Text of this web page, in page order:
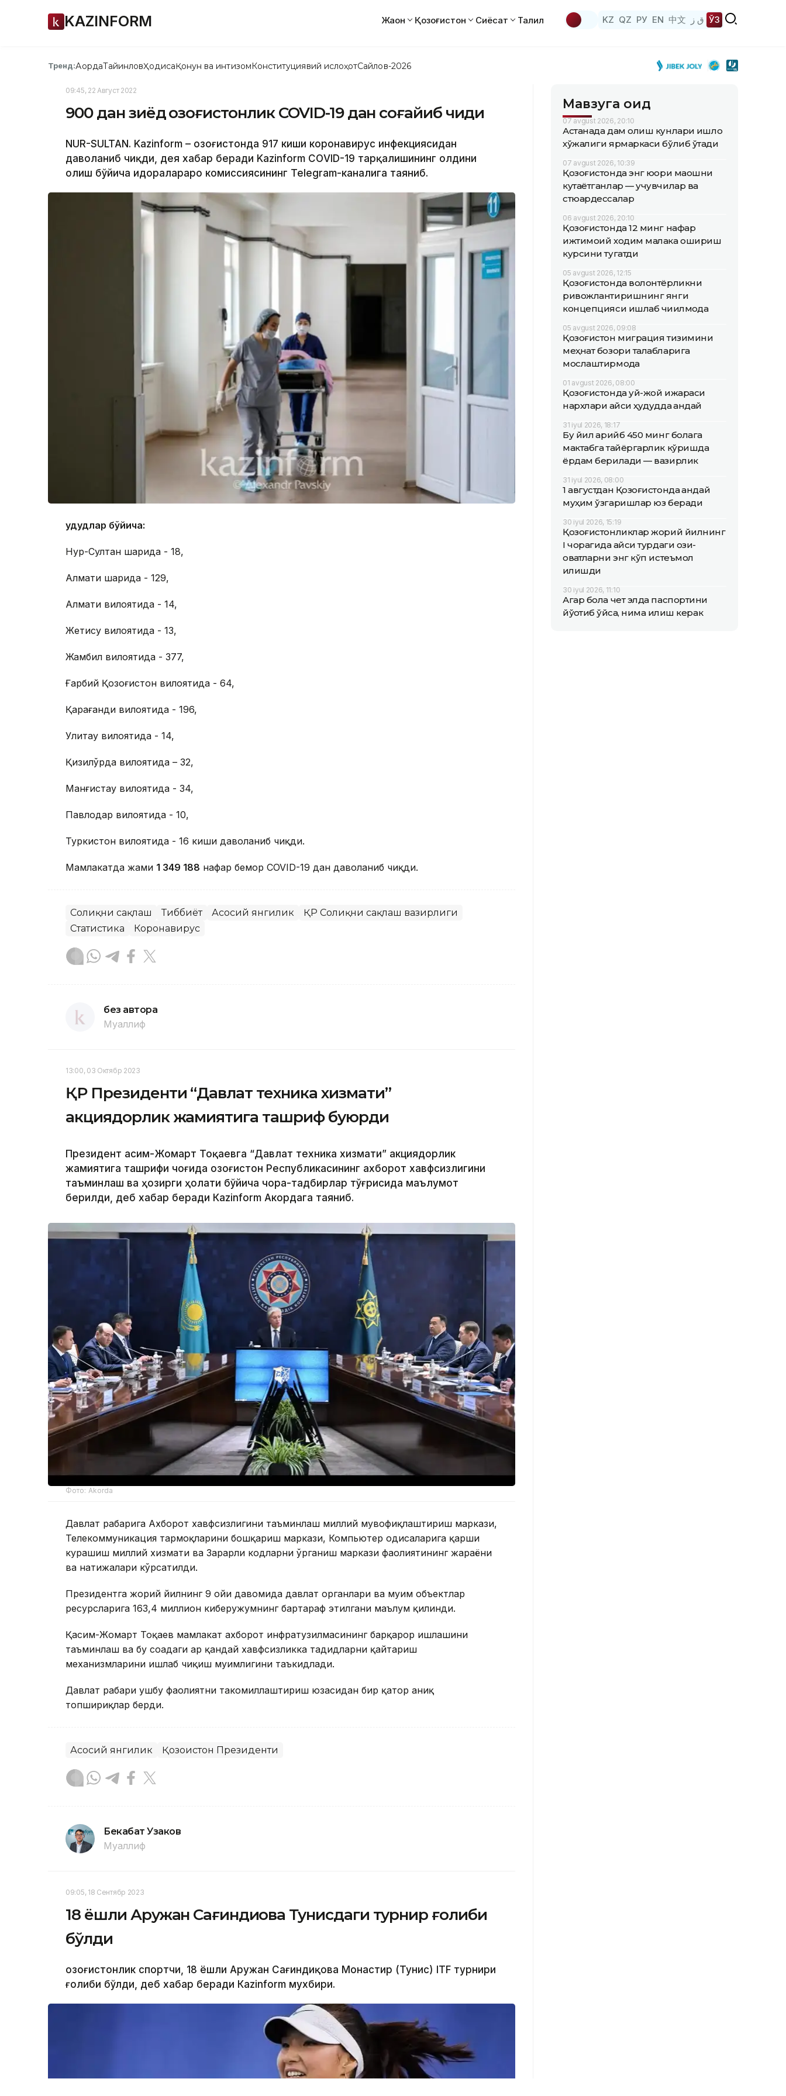
KAZINFORM Жаҳон Қозоғистон Сиёсат Таҳлил KZ QZ РУ EN 中文 ق ز ЎЗ
Тренд:АқордаТайинловҲодисаҚонун ва интизомКонституциявий ислоҳотСайлов-2026
09:45, 22 Август 2022
900 дан зиёд қозоғистонлик COVID-19 дан соғайиб чиқди
NUR-SULTAN. Kazinform – Қозоғистонда 917 киши коронавирус инфекциясидан
даволаниб чиқди, дея хабар беради Kazinform CОVID-19 тарқалишининг олдини
олиш бўйича идоралараро комиссиясининг Теlegram-каналига таяниб.
Ҳудудлар бўйича:
Нур-Султан шаҳрида - 18,
Алмати шаҳрида - 129,
Алмати вилоятида - 14,
Жетису вилоятида - 13,
Жамбил вилоятида - 377,
Ғарбий Қозоғистон вилоятида - 64,
Қарағанди вилоятида - 196,
Улитау вилоятида - 14,
Қизилўрда вилоятида – 32,
Манғистау вилоятида - 34,
Павлодар вилоятида - 10,
Туркистон вилоятида - 16 киши даволаниб чиқди.
Мамлакатда жами 1 349 188 нафар бемор COVID-19 дан даволаниб чиқди.
Соғлиқни сақлаш Тиббиёт Асосий янгилик
ҚР Соғлиқни сақлаш вазирлиги
Статистика
Коронавирус
без автора
Муаллиф
13:00, 03 Октябр 2023
ҚР Президенти “Давлат техника хизмати”
акциядорлик жамиятига ташриф буюрди
Президент Қасим-Жомарт Тоқаевга “Давлат техника хизмати” акциядорлик
жамиятига ташрифи чоғида Қозоғистон Республикасининг ахборот хавфсизлигини
таъминлаш ва ҳозирги ҳолати бўйича чора-тадбирлар тўғрисида маълумот
берилди, деб хабар беради Каzinform Акордага таяниб.
Фото: Akorda
Давлат раҳбарига Ахборот хавфсизлигини таъминлаш миллий мувофиқлаштириш маркази,
Телекоммуникация тармоқларини бошқариш маркази, Компьютер ҳодисаларига қарши
курашиш миллий хизмати ва Зарарли кодларни ўрганиш маркази фаолиятининг жараёни
ва натижалари кўрсатилди.
Президентга жорий йилнинг 9 ойи давомида давлат органлари ва муҳим объектлар
ресурсларига 163,4 миллион киберҳужумнинг бартараф этилгани маълум қилинди.
Қасим-Жомарт Тоқаев мамлакат ахборот инфратузилмасининг барқарор ишлашини
таъминлаш ва бу соҳадаги ҳар қандай хавфсизликка таҳдидларни қайтариш
механизмларини ишлаб чиқиш муҳимлигини таъкидлади.
Давлат раҳбари ушбу фаолиятни такомиллаштириш юзасидан бир қатор аниқ
топшириқлар берди.
Асосий янгилик Қозоғистон Президенти
Бекабат Узаков
Муаллиф
09:05, 18 Сентябр 2023
18 ёшли Аружан Сағиндиқова Тунисдаги турнир ғолиби
бўлди
Қозоғистонлик спортчи, 18 ёшли Аружан Сағиндиқова Монастир (Тунис) ITF турнири
ғолиби бўлди, деб хабар беради Каzinform мухбири.
Мавзуга оид
07 avgust 2026, 20:10
Астанада дам олиш кунлари қишлоқ
хўжалиги ярмаркаси бўлиб ўтади
07 avgust 2026, 10:39
Қозоғистонда энг юқори маошни
кутаётганлар — учувчилар ва
стюардессалар
06 avgust 2026, 20:10
Қозоғистонда 12 минг нафар
ижтимоий ходим малака ошириш
курсини тугатди
05 avgust 2026, 12:15
Қозоғистонда волонтёрликни
ривожлантиришнинг янги
концепцияси ишлаб чиқилмоқда
05 avgust 2026, 09:08
Қозоғистон миграция тизимини
меҳнат бозори талабларига
мослаштирмоқда
01 avgust 2026, 08:00
Қозоғистонда уй-жой ижараси
нархлари қайси ҳудудда қандай
31 iyul 2026, 18:17
Бу йил қарийб 450 минг болага
мактабга тайёргарлик кўришда
ёрдам берилади — вазирлик
31 iyul 2026, 08:00
1 августдан Қозоғистонда қандай
муҳим ўзгаришлар юз беради
30 iyul 2026, 15:19
Қозоғистонликлар жорий йилнинг
I чорагида қайси турдаги озиқ-
овқатларни энг кўп истеъмол
қилишди
30 iyul 2026, 11:10
Агар бола чет элда паспортини
йўқотиб қўйса, нима қилиш керак